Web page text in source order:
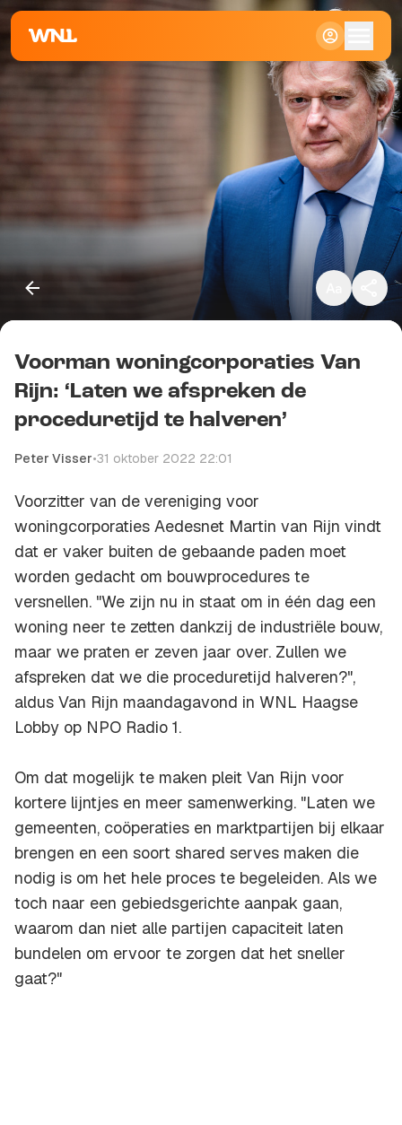
Klein
Standaard
Groot
Kopieer link
Voorman woningcorporaties Van
Rijn: ‘Laten we afspreken de
proceduretijd te halveren’
Peter Visser•31 oktober 2022 22:01
Voorzitter van de vereniging voor
woningcorporaties Aedesnet Martin van Rijn vindt
dat er vaker buiten de gebaande paden moet
worden gedacht om bouwprocedures te
versnellen. "We zijn nu in staat om in één dag een
woning neer te zetten dankzij de industriële bouw,
maar we praten er zeven jaar over. Zullen we
afspreken dat we die proceduretijd halveren?",
aldus Van Rijn maandagavond in WNL Haagse
Lobby op NPO Radio 1.
Om dat mogelijk te maken pleit Van Rijn voor
kortere lijntjes en meer samenwerking. "Laten we
gemeenten, coöperaties en marktpartijen bij elkaar
brengen en een soort shared serves maken die
nodig is om het hele proces te begeleiden. Als we
toch naar een gebiedsgerichte aanpak gaan,
waarom dan niet alle partijen capaciteit laten
bundelen om ervoor te zorgen dat het sneller
gaat?"